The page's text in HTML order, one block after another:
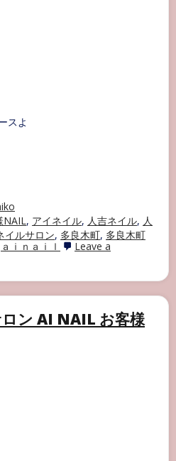
スよ
NAIL, アイネイル, 人吉ネイル, 人
イルサロン, 多良木町, 多良木町
ａｉｎａｉｌ
Leave a
ン AI NAIL お客様